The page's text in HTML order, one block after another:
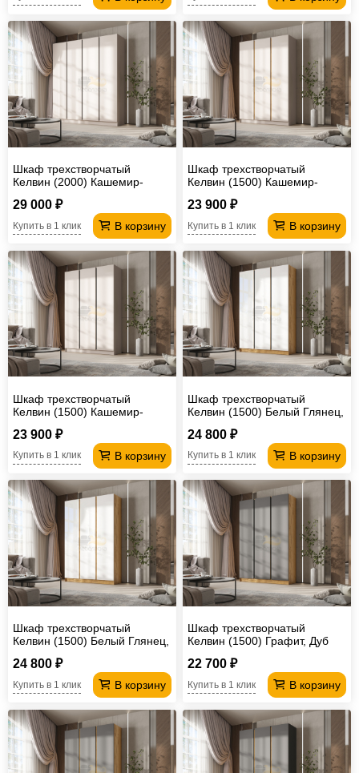
Шкаф трехстворчатый
Келвин (2000) Кашемир-
29 000 ₽
В корзину
Купить в 1 клик
Шкаф трехстворчатый
Келвин (1500) Кашемир-
23 900 ₽
В корзину
Купить в 1 клик
Шкаф трехстворчатый
Келвин (1500) Кашемир-
23 900 ₽
В корзину
Купить в 1 клик
Шкаф трехстворчатый
Келвин (1500) Белый Глянец,
24 800 ₽
В корзину
Купить в 1 клик
Шкаф трехстворчатый
Келвин (1500) Белый Глянец,
24 800 ₽
В корзину
Купить в 1 клик
Шкаф трехстворчатый
Келвин (1500) Графит, Дуб
22 700 ₽
В корзину
Купить в 1 клик